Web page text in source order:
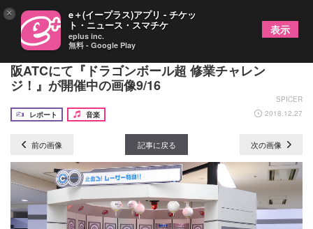
映画『ドラゴンボール超 ブロリー』公開記念、大
阪ATCにて『ドラゴンボール超 修業チャレン
ジ！』が開催中の画像9/16
SPICER
レポート
音楽 2018.12.27
前の画像 記事に戻る 次の画像
× e＋(イープラス)アプリ - チケッ
ト・ニュース・スマチケ
eplus inc.
無料 - Google Play
表示